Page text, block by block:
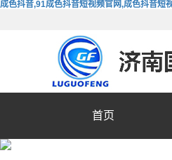
成色抖音,91成色抖音短视频官网,成色抖音短
首页